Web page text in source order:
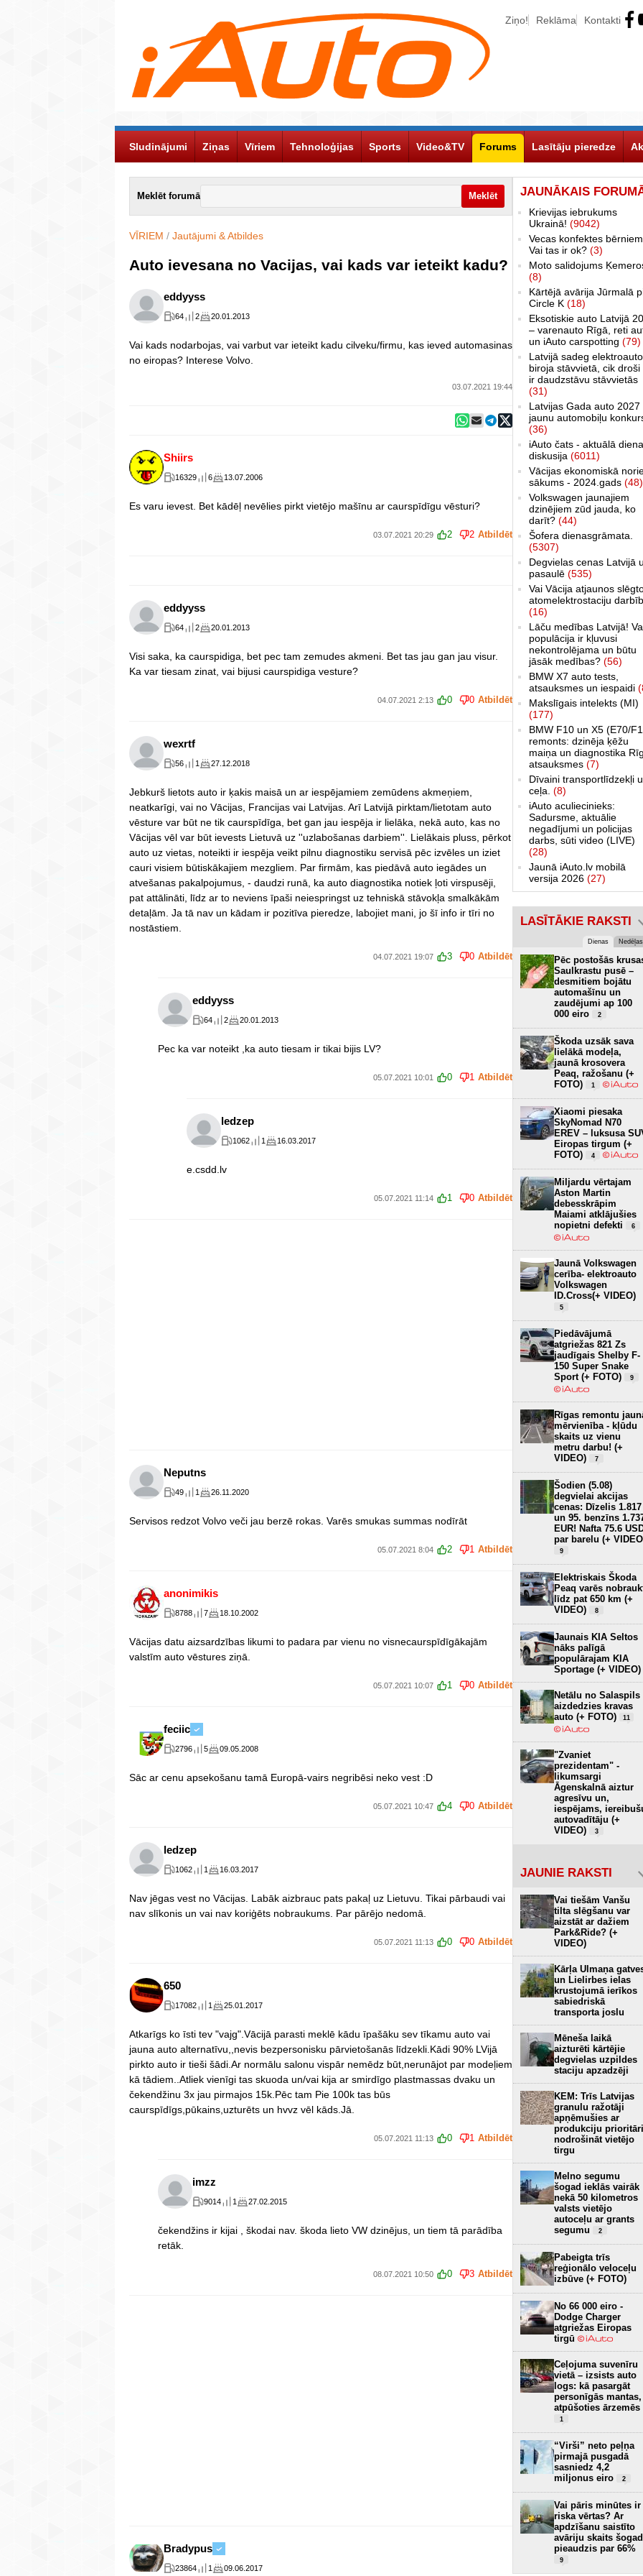
Ziņo! Reklāma Kontakti
Sludinājumi Ziņas Vīriem Tehnoloģijas Sports Video&TV Forums Lasītāju pieredze
Meklēt forumā
VĪRIEM / Jautājumi & Atbildes
Auto ievesana no Vacijas, vai kads var ieteikt kadu?
eddyyss
64 2 20.01.2013
Vai kads nodarbojas, vai varbut var ieteikt kadu cilveku/firmu, kas ieved automasinas
no eiropas? Interese Volvo.
03.07.2021 19:44
Shiirs
16329 6 13.07.2006
Es varu ievest. Bet kādēļ nevēlies pirkt vietējo mašīnu ar caurspīdīgu vēsturi?
03.07.2021 20:29 2 2 Atbildēt
eddyyss
64 2 20.01.2013
Visi saka, ka caurspidiga, bet pec tam zemudes akmeni. Bet tas jau gan jau visur.
Ka var tiesam zinat, vai bijusi caurspidiga vesture?
04.07.2021 2:13 0 0 Atbildēt
wexrtf
56 1 27.12.2018
Jebkurš lietots auto ir ķakis maisā un ar iespējamiem zemūdens akmeņiem,
neatkarīgi, vai no Vācijas, Francijas vai Latvijas. Arī Latvijā pirktam/lietotam auto
vēsture var būt ne tik caurspīdīga, bet gan jau iespēja ir lielāka, nekā auto, kas no
Vācijas vēl var būt ievests Lietuvā uz ''uzlabošanas darbiem''. Lielākais pluss, pērkot
auto uz vietas, noteikti ir iespēja veikt pilnu diagnostiku servisā pēc izvēles un iziet
cauri visiem būtiskākajiem mezgliem. Par firmām, kas piedāvā auto iegādes un
atvešanas pakalpojumus, - daudzi runā, ka auto diagnostika notiek ļoti virspusēji,
pat attālināti, līdz ar to neviens īpaši neiespringst uz tehniskā stāvokļa smalkākām
detaļām. Ja tā nav un kādam ir pozitīva pieredze, labojiet mani, jo šī info ir tīri no
nostāstiem.
04.07.2021 19:07 3 0 Atbildēt
eddyyss
64 2 20.01.2013
Pec ka var noteikt ,ka auto tiesam ir tikai bijis LV?
05.07.2021 10:01 0 1 Atbildēt
ledzep
1062 1 16.03.2017
e.csdd.lv
05.07.2021 11:14 1 0 Atbildēt
Neputns
49 1 26.11.2020
Servisos redzot Volvo veči jau berzē rokas. Varēs smukas summas nodīrāt
05.07.2021 8:04 2 1 Atbildēt
anonimikis
8788 7 18.10.2002
Vācijas datu aizsardzības likumi to padara par vienu no visnecaurspīdīgākajām
valstīm auto vēstures ziņā.
05.07.2021 10:07 1 0 Atbildēt
feciic
2796 5 09.05.2008
Sāc ar cenu apsekošanu tamā Europā-vairs negribēsi neko vest :D
05.07.2021 10:47 4 0 Atbildēt
ledzep
1062 1 16.03.2017
Nav jēgas vest no Vācijas. Labāk aizbrauc pats pakaļ uz Lietuvu. Tikai pārbaudi vai
nav slīkonis un vai nav koriģēts nobraukums. Par pārējo nedomā.
05.07.2021 11:13 0 0 Atbildēt
650
17082 1 25.01.2017
Atkarīgs ko īsti tev "vajg".Vācijā parasti meklē kādu īpašāku sev tīkamu auto vai
jauna auto alternatīvu,,nevis bezpersonisku pārvietošanās līdzekli.Kādi 90% LVijā
pirkto auto ir tieši šādi.Ar normālu salonu vispār nemēdz būt,nerunājot par modeļiem
kā tādiem..Atliek vienīgi tas skuoda un/vai kija ar smirdīgo plastmassas dvaku un
čekendžinu 3x jau pirmajos 15k.Pēc tam Pie 100k tas būs
caurspīdīgs,pūkains,uzturēts un hvvz vēl kāds.Jā.
05.07.2021 11:13 0 1 Atbildēt
imzz
9014 1 27.02.2015
čekendžins ir kijai , škodai nav. škoda lieto VW dzinējus, un tiem tā parādība
retāk.
08.07.2021 10:50 0 3 Atbildēt
Bradypus
23864 1 09.06.2017
JAUNĀKAIS
Krievijas iebrukums
Ukrainā! (9042)
Vecas konfektes
Vai tas ir ok? (3)
Moto salidojums
(8)
Kārtējā avārija Jūrmalā
Circle K (18)
Eksotiskie auto Latvijā
– varenauto Rīgā, reti
un iAuto carspotting (79)
Latvijā sadeg elektroauto
biroja stāvvietā, cik droši
ir daudzstāvu stāvvietās
(31)
Latvijas Gada auto 2027
jaunu automobiļu
(36)
iAuto čats - aktuālā
diskusija (6011)
Vācijas ekonomiskā
sākums - 2024.gads (48)
Volkswagen jaunajiem
dzinējiem zūd jauda, ko
darīt? (44)
Šofera dienasgrāmata.
(5307)
Degvielas cenas Latvijā
pasaulē (535)
Vai Vācija atjaunos
atomelektrostaciju
(16)
Lāču medības Latvijā!
populācija ir kļuvusi
nekontrolējama un būtu
jāsāk medības? (56)
BMW X7 auto tests,
atsauksmes un iespaidi
Makslīgais intelekts (MI)
(177)
BMW F10 un X5 (E70/
remonts: dzinēja ķēžu
maiņa un diagnostika
atsauksmes (7)
Dīvaini transportlīdzekļi
ceļa. (8)
iAuto aculiecinieks:
Sadursme, aktuālie
negadījumi un policijas
darbs, sūti video (LIVE)
(28)
Jaunā iAuto.lv mobilā
versija 2026 (27)
LASĪTĀKIE RAKSTI
Dienas Nedēļas
Pēc postošās
Saulkrastu pusē –
desmitiem bojātu
automašīnu un
zaudējumi ap 100
000 eiro
2
Škoda uzsāk sava
lielākā modeļa,
jaunā krosovera
Peaq, ražošanu (+
FOTO)
1
Xiaomi piesaka
SkyNomad N70
EREV – luksusa
Eiropas tirgum (+
FOTO)
4
Miljardu vērtajam
Aston Martin
debesskrāpim
Maiami atklājušies
nopietni defekti
6
Jaunā Volkswagen
cerība- elektroauto
Volkswagen
ID.Cross(+ VIDEO)
5
Piedāvājumā
atgriežas 821 Zs
jaudīgais Shelby F-
150 Super Snake
Sport (+ FOTO)
9
Rīgas remontu
mērvienība - kļūdu
skaits uz vienu
metru darbu! (+
VIDEO)
7
Šodien (5.08)
degvielai akcijas
cenas: Dīzelis 1.817
un 95. benzīns
EUR! Nafta 75.6
par barelu (+
9
Elektriskais Škoda
Peaq varēs
līdz pat 650 km (+
VIDEO)
8
Jaunais KIA Seltos
nāks palīgā
populārajam KIA
Sportage (+ VIDEO)
Netālu no Salaspils
aizdedzies kravas
auto (+ FOTO)
11
"Zvaniet
prezidentam" -
likumsargi
Āgenskalnā aiztur
agresīvu un,
iespējams,
autovadītāju (+
VIDEO)
3
JAUNIE RAKSTI
Vai tiešām Vanšu
tilta slēgšanu var
aizstāt ar dažiem
Park&Ride? (+
VIDEO)
Kārļa Ulmaņa
un Lielirbes ielas
krustojumā ierīkos
sabiedriskā
transporta joslu
Mēneša laikā
aizturēti kārtējie
degvielas uzpildes
staciju apzadzēji
KEM: Trīs Latvijas
granulu ražotāji
apņēmušies ar
produkciju prioritāri
nodrošināt vietējo
tirgu
Melno segumu
šogad ieklās vairāk
nekā 50 kilometros
valsts vietējo
autoceļu ar grants
segumu
2
Pabeigta trīs
reģionālo veloceļu
izbūve (+ FOTO)
No 66 000 eiro -
Dodge Charger
atgriežas Eiropas
tirgū
Ceļojuma suvenīru
vietā – izsists auto
logs: kā pasargāt
personīgās mantas,
atpūšoties ārzemēs
1
“Virši” neto peļņa
pirmajā pusgadā
sasniedz 4,2
miljonus eiro
2
Vai pāris minūtes ir
riska vērtas? Ar
apdzīšanu saistīto
avāriju skaits šogad
pieaudzis par 66%
9